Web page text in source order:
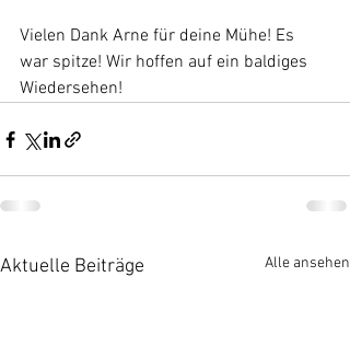
Vielen Dank Arne für deine Mühe! Es
war spitze! Wir hoffen auf ein baldiges
Wiedersehen!
Aktuelle Beiträge Alle ansehen